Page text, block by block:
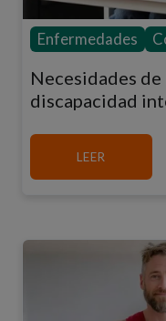
Enfermedades
Necesidades de
discapacidad
LEER